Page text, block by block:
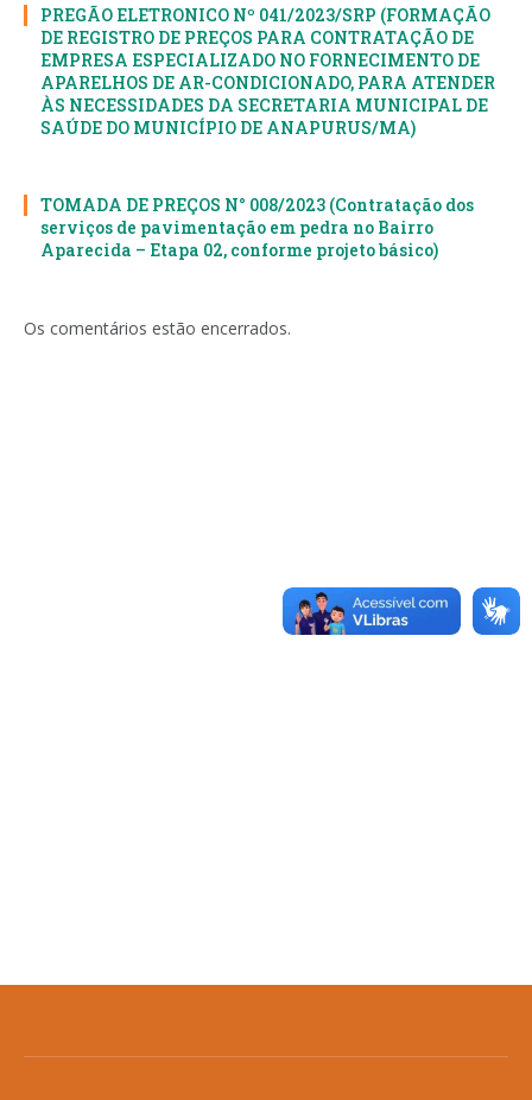
PREGÃO ELETRONICO Nº 041/2023/SRP (FORMAÇÃO
DE REGISTRO DE PREÇOS PARA CONTRATAÇÃO DE
EMPRESA ESPECIALIZADO NO FORNECIMENTO DE
APARELHOS DE AR-CONDICIONADO, PARA ATENDER
ÀS NECESSIDADES DA SECRETARIA MUNICIPAL DE
SAÚDE DO MUNICÍPIO DE ANAPURUS/MA)
TOMADA DE PREÇOS N° 008/2023 (Contratação dos
serviços de pavimentação em pedra no Bairro
Aparecida – Etapa 02, conforme projeto básico)
Os comentários estão encerrados.